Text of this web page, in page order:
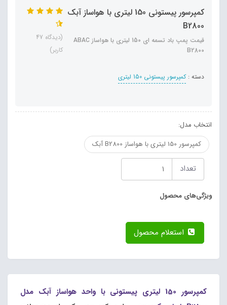
کمپرسور پیستونی 150 لیتری با هواساز آبک
B2800
قیمت پمپ باد تسمه ای 150 لیتری با هواساز ABAC
B2800
دسته :کمپرسور پیستونی 150 لیتری
(دیدگاه 47
کاربر)
انتخاب مدل:
کمپرسور 150 لیتری با هواساز B2800 آبک
تعداد
ویژگی‌های محصول
کمپرسور 150 لیتری پیستونی با واحد هواساز آبک مدل